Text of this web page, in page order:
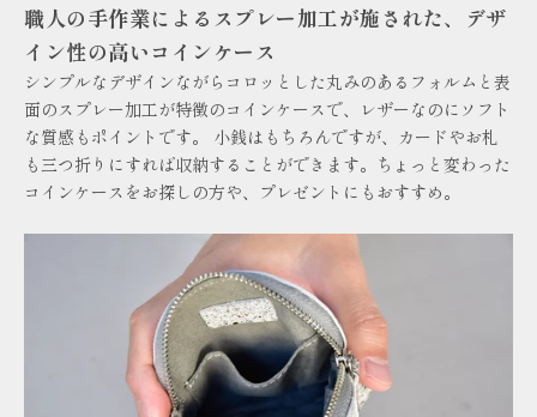
職人の手作業によるスプレー加工が施された、デザ
イン性の高いコインケース
シンプルなデザインながらコロッとした丸みのあるフォルムと表
面のスプレー加工が特徴のコインケースで、レザーなのにソフト
な質感もポイントです。 小銭はもちろんですが、カードやお札
も三つ折りにすれば収納することができ ます。 ちょっと変わった
コインケースをお探しの方や、プレゼントにもおすすめ。